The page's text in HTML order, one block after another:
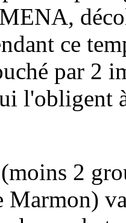
ce
par 2
l'obligent
2
Marmon)